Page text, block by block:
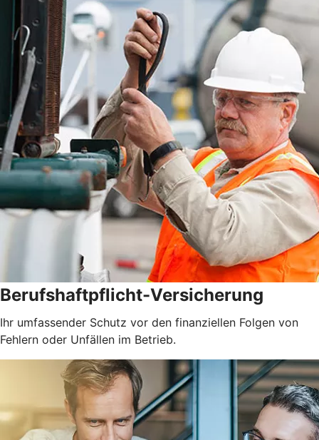
Berufshaftpflicht-Versicherung
Ihr umfassender Schutz vor den finanziellen Folgen von
Fehlern oder Unfällen im Betrieb.